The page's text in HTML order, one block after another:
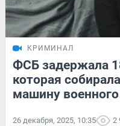
КРИМИНАЛ
ФСБ задержала
которая
машину
26 декабря, 2025, 10:35 2